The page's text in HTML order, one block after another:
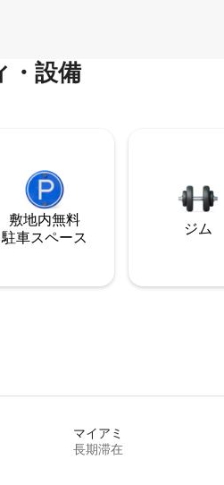
・設備
敷地内無料
駐⁠車ス⁠ペ⁠ー⁠ス
ジム
マイアミ
長期滞在